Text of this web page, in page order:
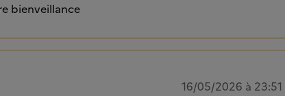
bienveillance
16/05/2026 à 23:51